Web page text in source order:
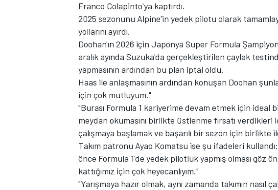
TÜRK SPORCULAR
Franco Colapinto'ya kaptırdı.
2025 sezonunu Alpine'in yedek pilotu olarak
yollarını ayırdı.
Doohan'ın 2026 için Japonya Super Formula
aralık ayında Suzuka'da gerçekleştirilen çaylak
yapmasının ardından bu plan iptal oldu.
Haas ile anlaşmasının ardından konuşan Doohan
için çok mutluyum."
"Burası Formula 1 kariyerime devam etmek için ideal
meydan okumasını birlikte üstlenme fırsatı
çalışmaya başlamak ve başarılı bir sezon için birlikte
Takım patronu Ayao Komatsu ise şu ifadeleri
önce Formula 1'de yedek pilotluk yapmış olması göz
kattığımız için çok heyecanlıyım."
"Yarışmaya hazır olmak, aynı zamanda takımın nasıl